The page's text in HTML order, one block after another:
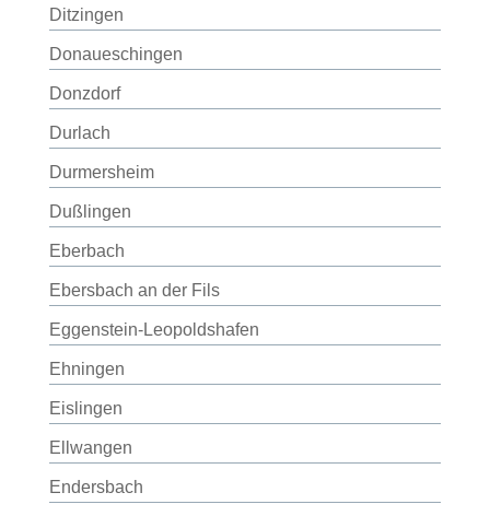
Ditzingen
Donaueschingen
Donzdorf
Durlach
Durmersheim
Dußlingen
Eberbach
Ebersbach an der Fils
Eggenstein-Leopoldshafen
Ehningen
Eislingen
Ellwangen
Endersbach